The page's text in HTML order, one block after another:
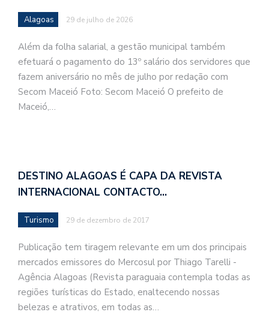
Alagoas 29 de julho de 2026
Além da folha salarial, a gestão municipal também
efetuará o pagamento do 13º salário dos servidores que
fazem aniversário no mês de julho por redação com
Secom Maceió Foto: Secom Maceió O prefeito de
Maceió,…
DESTINO ALAGOAS É CAPA DA REVISTA
INTERNACIONAL CONTACTO…
Turismo 29 de dezembro de 2017
Publicação tem tiragem relevante em um dos principais
mercados emissores do Mercosul por Thiago Tarelli -
Agência Alagoas (Revista paraguaia contempla todas as
regiões turísticas do Estado, enaltecendo nossas
belezas e atrativos, em todas as…